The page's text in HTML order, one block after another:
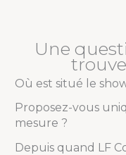
Une
Où est situé le
Proposez-vous
mesure ?
Depuis quand LF